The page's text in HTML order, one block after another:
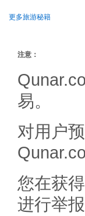
更多旅游秘籍
注意：
易。
对用户
您在获
进行举